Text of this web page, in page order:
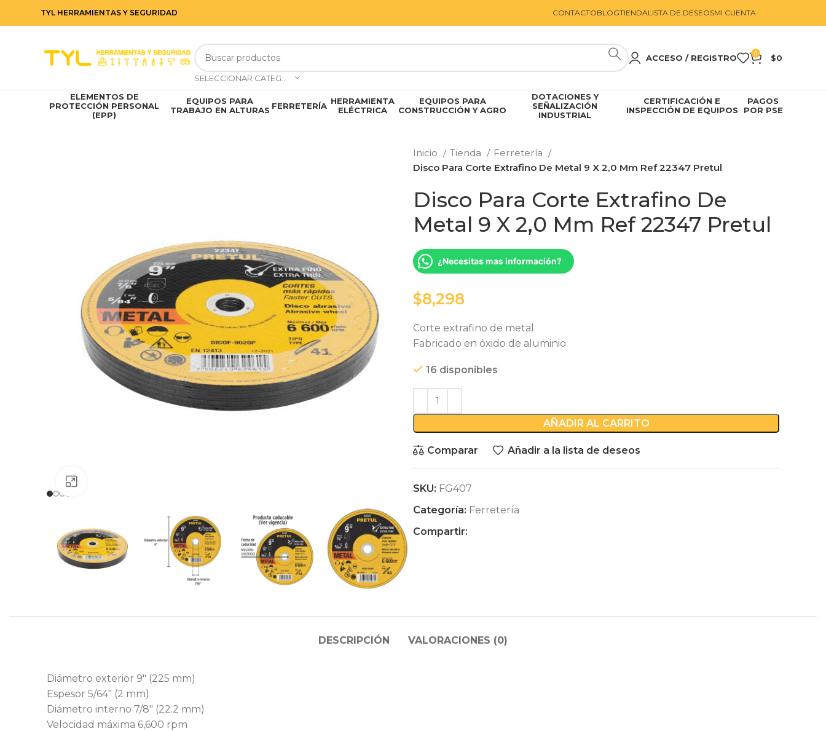
TYL HERRAMIENTAS Y SEGURIDAD CONTACTOBLOGTIENDALISTA DE DESEOSMI CUENTA
ACCESO / REGISTRO 0 $0
ELEMENTOS DE
PROTECCIÓN PERSONAL
(EPP)
EQUIPOS PARA
TRABAJO EN ALTURAS FERRETERÍA HERRAMIENTA
ELÉCTRICA
EQUIPOS PARA
CONSTRUCCIÓN Y AGRO
DOTACIONES Y
SEÑALIZACIÓN
INDUSTRIAL
CERTIFICACIÓN E
INSPECCIÓN DE EQUIPOS
PAGOS
POR PSE
Inicio Tienda
Ferretería
Disco Para Corte Extrafino De Metal 9 X 2,0 Mm Ref 22347 Pretul
Disco Para Corte Extrafino De
Metal 9 X 2,0 Mm Ref 22347 Pretul
¿Necesitas mas información?
$
Corte extrafino de metal
Fabricado en óxido de aluminio
16 disponibles
AÑADIR AL CARRITO
Comparar Añadir a la lista de deseos
SKU: FG407
Categoría: Ferretería
Compartir:
DESCRIPCIÓN VALORACIONES (0)
Diámetro exterior 9″ (225 mm)
Espesor 5/64″ (2 mm)
Diámetro interno 7/8″ (22.2 mm)
Velocidad máxima 6,600 rpm